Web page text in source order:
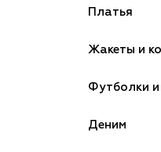
Платья
Жакеты и
Футболки и
Деним